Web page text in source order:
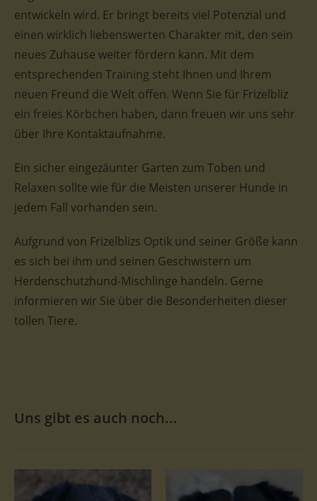
entwickeln wird. Er bringt bereits viel Potenzial und
einen wirklich liebenswerten Charakter mit, den sein
neues Zuhause weiter fördern kann. Mit dem
entsprechenden Training steht Ihnen und Ihrem
neuen Freund die Welt offen. Wenn Sie für Frizelbliz
ein freies Körbchen haben, dann freuen wir uns sehr
über Ihre Kontaktaufnahme.
Ein sicher eingezäunter Garten zum Toben und
Relaxen sollte wie für die Meisten unserer Hunde in
jedem Fall vorhanden sein.
Aufgrund von Frizelblizs Optik und seiner Größe kann
es sich bei ihm und seinen Geschwistern um
Herdenschutzhund-Mischlinge handeln. Gerne
informieren wir Sie über die Besonderheiten dieser
tollen Tiere.
Uns gibt es auch noch...